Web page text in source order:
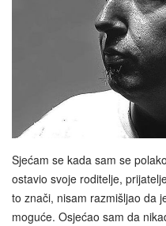
Sjećam se kada sam se
ostavio svoje roditelje,
to znači, nisam razmišljao da
moguće. Osjećao sam da